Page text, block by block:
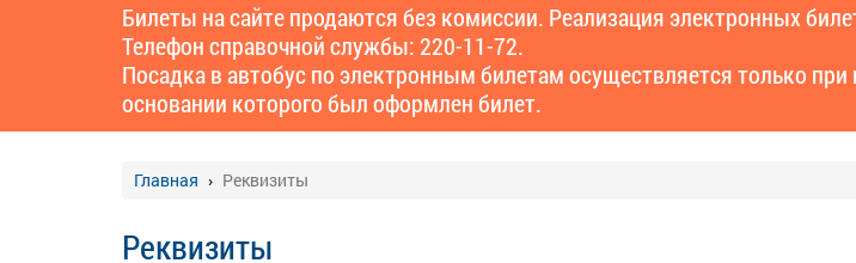
Билеты на сайте продаются без комиссии. Реализация электронных
Телефон справочной службы: 220-11-72.
Посадка в автобус по электронным билетам осуществляется только
основании которого был оформлен билет.
Главная Реквизиты
Реквизиты